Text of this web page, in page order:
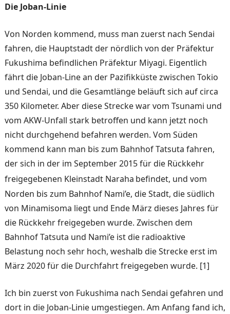
Die Joban-Linie
Von Norden kommend, muss man zuerst nach Sendai
fah­ren, die Hauptstadt der nörd­lich von der Präfektur
Fuku­shima befindlichen Präfektur Miyagi. Eigentlich
fährt die Joban-Line an der Pazifikküs­te zwischen Tokio
und Sendai, und die Gesamtlänge beläuft sich auf circa
350 Kilometer. Aber diese Strecke war vom Tsunami und
vom AKW-Un­fall stark betroffen und kann jetzt noch
nicht durchgehend befahren wer­den. Vom Süden
kommend kann man bis zum Bahnhof Tatsuta fahren,
der sich in der im September 2015 für die Rückkehr
freigegebe­nen Kleinstadt Naraha befin­det, und vom
Norden bis zum Bahnhof Nami’e, die Stadt, die südlich
von Minamisoma liegt und Ende März dieses Jahres für
die Rückkehr frei­gegeben wurde. Zwischen dem
Bahnhof Tatsuta und Nami’e ist die radioaktive
Belastung noch sehr hoch, weshalb die Strecke erst im
März 2020 für die Durchfahrt freigegeben wurde. [1]
Ich bin zuerst von Fukushima nach Sendai gefahren und
dort in die Joban-Linie umgestie­gen. Am Anfang fand ich,